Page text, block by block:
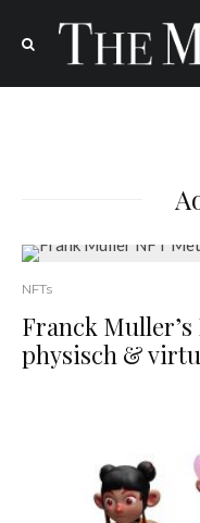
NFTs
Franck
physisch &